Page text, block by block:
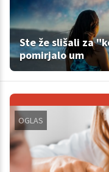
Ste že slišali za
pomirjalo um
OGLAS